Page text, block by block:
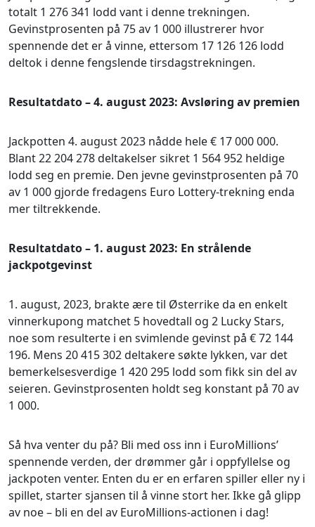
totalt 1 276 341 lodd vant i denne trekningen.
Gevinstprosenten på 75 av 1 000 illustrerer hvor
spennende det er å vinne, ettersom 17 126 126 lodd
deltok i denne fengslende tirsdagstrekningen.
Resultatdato – 4. august 2023: Avsløring av premien
Jackpotten 4. august 2023 nådde hele € 17 000 000.
Blant 22 204 278 deltakelser sikret 1 564 952 heldige
lodd seg en premie. Den jevne gevinstprosenten på 70
av 1 000 gjorde fredagens Euro Lottery-trekning enda
mer tiltrekkende.
Resultatdato – 1. august 2023: En strålende
jackpotgevinst
1. august, 2023, brakte ære til Østerrike da en enkelt
vinnerkupong matchet 5 hovedtall og 2 Lucky Stars,
noe som resulterte i en svimlende gevinst på € 72 144
196. Mens 20 415 302 deltakere søkte lykken, var det
bemerkelsesverdige 1 420 295 lodd som fikk sin del av
seieren. Gevinstprosenten holdt seg konstant på 70 av
1 000.
Så hva venter du på? Bli med oss inn i EuroMillions’
spennende verden, der drømmer går i oppfyllelse og
jackpoten venter. Enten du er en erfaren spiller eller ny i
spillet, starter sjansen til å vinne stort her. Ikke gå glipp
av noe – bli en del av EuroMillions-actionen i dag!